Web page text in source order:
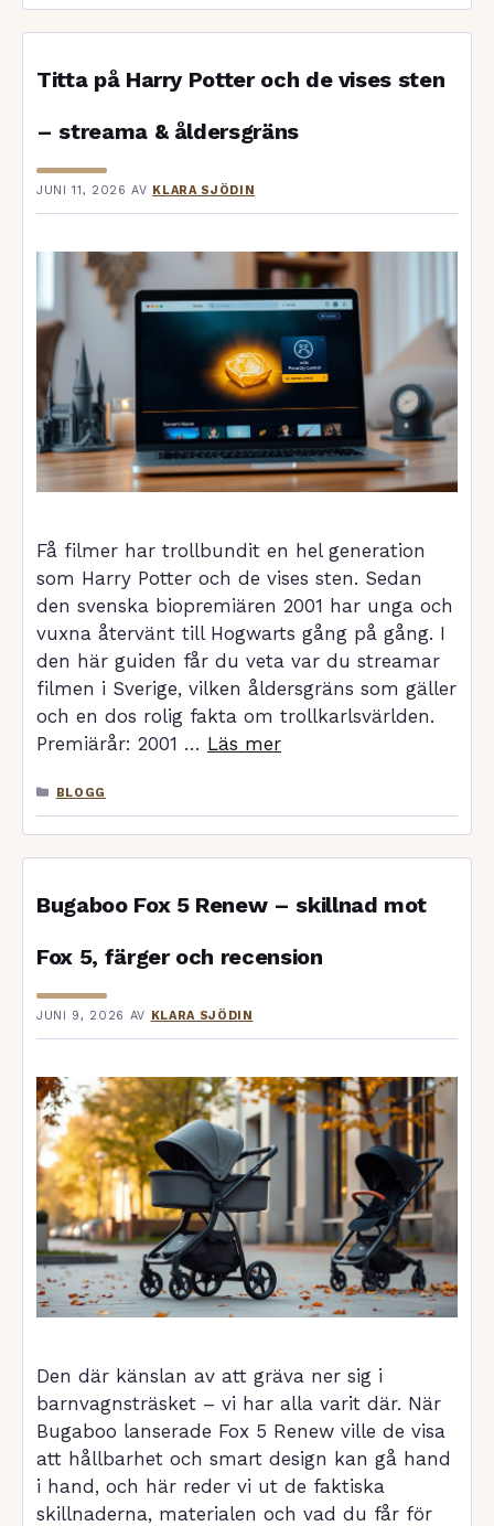
Titta på Harry Potter och de vises sten
– streama & åldersgräns
JUNI 11, 2026 AV KLARA SJÖDIN
Få filmer har trollbundit en hel generation
som Harry Potter och de vises sten. Sedan
den svenska biopremiären 2001 har unga och
vuxna återvänt till Hogwarts gång på gång. I
den här guiden får du veta var du streamar
filmen i Sverige, vilken åldersgräns som gäller
och en dos rolig fakta om trollkarlsvärlden.
Premiärår: 2001 … Läs mer
KATEGORIER
BLOGG
Bugaboo Fox 5 Renew – skillnad mot
Fox 5, färger och recension
JUNI 9, 2026 AV KLARA SJÖDIN
Den där känslan av att gräva ner sig i
barnvagnsträsket – vi har alla varit där. När
Bugaboo lanserade Fox 5 Renew ville de visa
att hållbarhet och smart design kan gå hand
i hand, och här reder vi ut de faktiska
skillnaderna, materialen och vad du får för